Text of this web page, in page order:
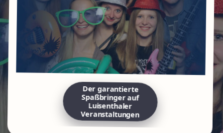
Der garantierte
Spaßbringer auf
Luisenthaler
Veranstaltungen